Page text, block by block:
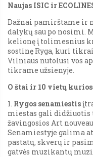
Naujas ISIC ir
Dažnai pamirštame ir
dalykų sau po nosimi.
kelionę į tolimesnius
sostinę Ryga, kuri
Vilniaus nutolusi vos
tikrame užsienyje.
O štai ir 10 vietų
1. Rygos senamiestis
miestas gali didžiuotis
žavingosios Art
Senamiestyje galima
pastatų, skverų ir
gatvės muzikantų